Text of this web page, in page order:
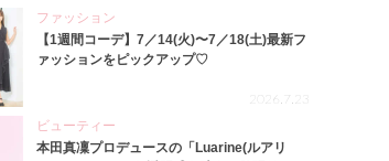
ファッション
【1週間コーデ】7／14(火)〜7／18(土)最新フ
ァッションをピックアップ♡
2026.7.23
ビューティー
本田真凜プロデュースの「Luarine(ルアリ